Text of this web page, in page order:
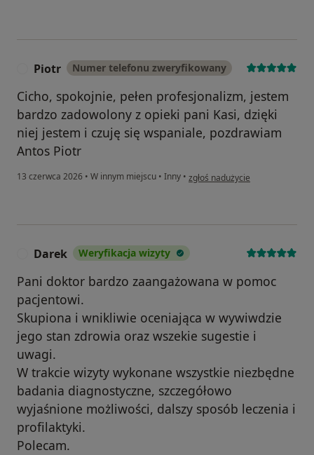
Piotr Numer telefonu zweryfikowany
Cicho, spokojnie, pełen profesjonalizm, jestem
bardzo zadowolony z opieki pani Kasi, dzięki
niej jestem i czuję się wspaniale, pozdrawiam
Antos Piotr
13 czerwca 2026 • W innym miejscu • Inny • w opinii użytkownika Piotr
zgłoś nadużycie
Darek Weryfikacja wizyty
Pani doktor bardzo zaangażowana w pomoc
pacjentowi.
Skupiona i wnikliwie oceniająca w wywiwdzie
jego stan zdrowia oraz wszekie sugestie i
uwagi.
W trakcie wizyty wykonane wszystkie niezbędne
badania diagnostyczne, szczegółowo
wyjaśnione możliwości, dalszy sposób leczenia i
profilaktyki.
Polecam.